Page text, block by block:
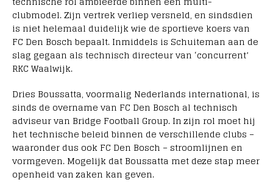
clubmodel. Zijn vertrek verliep versneld, en sindsdien
is niet helemaal duidelijk wie de sportieve koers van
FC Den Bosch bepaalt. Inmiddels is Schuiteman aan de
slag gegaan als technisch directeur van ‘concurrent’
RKC Waalwijk.
Dries Boussatta, voormalig Nederlands international, is
sinds de overname van FC Den Bosch al technisch
adviseur van Bridge Football Group. In zijn rol moet hij
het technische beleid binnen de verschillende clubs –
waaronder dus ook FC Den Bosch – stroomlijnen en
vormgeven. Mogelijk dat Boussatta met deze stap meer
openheid van zaken kan geven.